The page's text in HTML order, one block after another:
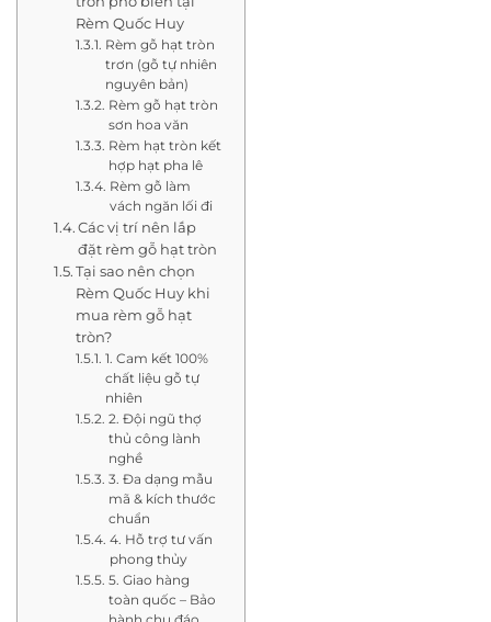
Rèm Quốc Huy
Rèm gỗ hạt tròn
trơn (gỗ tự nhiên
nguyên bản)
Rèm gỗ hạt tròn
sơn hoa văn
Rèm hạt tròn kết
hợp hạt pha lê
Rèm gỗ làm
vách ngăn lối đi
Các vị trí nên lắp
đặt rèm gỗ hạt tròn
Tại sao nên chọn
Rèm Quốc Huy khi
mua rèm gỗ hạt
tròn?
1. Cam kết 100%
chất liệu gỗ tự
nhiên
2. Đội ngũ thợ
thủ công lành
nghề
3. Đa dạng mẫu
mã & kích thước
chuẩn
4. Hỗ trợ tư vấn
phong thủy
5. Giao hàng
toàn quốc – Bảo